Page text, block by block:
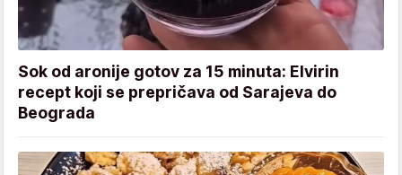
Sok od aronije gotov za 15 minuta: Elvirin
recept koji se prepričava od Sarajeva do
Beograda